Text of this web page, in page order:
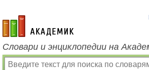
academic.ru
Словари и энциклопедии на